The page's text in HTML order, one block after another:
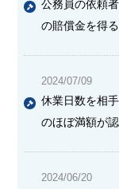
公務員の依頼
の賠償金を得
2024/07/09
休業日数を相
のほぼ満額が
2024/06/20